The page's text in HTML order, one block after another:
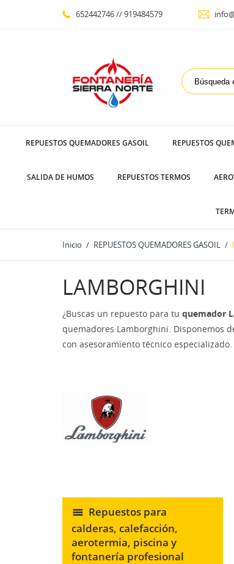
652442746 // 919484579
REPUESTOS QUEMADORES GASOIL REPUESTOS
SALIDA DE HUMOS REPUESTOS TERMOS
Inicio REPUESTOS QUEMADORES GASOIL
LAMBORGHINI
¿Buscas un repuesto para tu quemador
quemadores Lamborghini. Disponemos
con asesoramiento técnico especializado.
Repuestos para
calderas, calefacción,
aerotermia, piscina y
fontanería profesional